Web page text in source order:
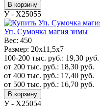
В корзину
У - Х25055
Уп. Сумочка магия зимы
Вес: 450
Размер: 20x11,5x7
100-200 тыс. руб.: 19,30 руб.
от 200 тыс. руб.: 18,30 руб.
от 400 тыс. руб.: 17,40 руб.
от 500 тыс. руб.: 16,70 руб.
В корзину
У - Х25054